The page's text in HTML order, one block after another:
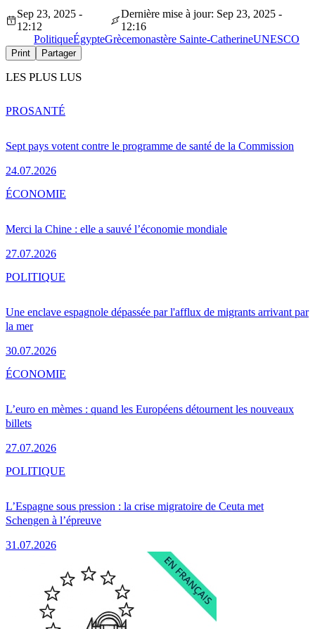
Sep 23, 2025 -
12:12
Dernière mise à jour: Sep 23, 2025 -
12:16
PolitiqueÉgypteGrècemonastère Sainte-CatherineUNESCO
Print Partager
LES PLUS LUS
Sept pays votent contre le programme de santé de la Commission
24.07.2026
PROSANTÉ
Merci la Chine : elle a sauvé l’économie mondiale
27.07.2026
ÉCONOMIE
Une enclave espagnole dépassée par l'afflux de migrants arrivant par
la mer
30.07.2026
POLITIQUE
L’euro en mèmes : quand les Européens détournent les nouveaux
billets
27.07.2026
ÉCONOMIE
L’Espagne sous pression : la crise migratoire de Ceuta met
Schengen à l’épreuve
31.07.2026
POLITIQUE